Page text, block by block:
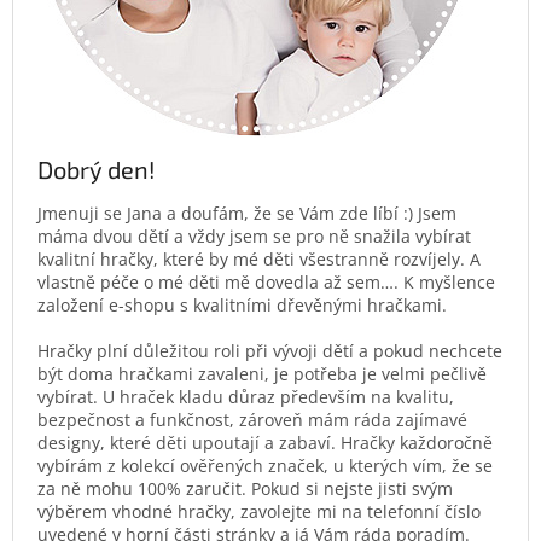
Dobrý den!
Jmenuji se Jana a doufám, že se Vám zde líbí :) Jsem
máma dvou dětí a vždy jsem se pro ně snažila vybírat
kvalitní hračky, které by mé děti všestranně rozvíjely. A
vlastně péče o mé děti mě dovedla až sem…. K myšlence
založení e-shopu s kvalitními dřevěnými hračkami.
Hračky plní důležitou roli při vývoji dětí a pokud nechcete
být doma hračkami zavaleni, je potřeba je velmi pečlivě
vybírat. U hraček kladu důraz především na kvalitu,
bezpečnost a funkčnost, zároveň mám ráda zajímavé
designy, které děti upoutají a zabaví. Hračky každoročně
vybírám z kolekcí ověřených značek, u kterých vím, že se
za ně mohu 100% zaručit. Pokud si nejste jisti svým
výběrem vhodné hračky, zavolejte mi na telefonní číslo
uvedené v horní části stránky a já Vám ráda poradím.